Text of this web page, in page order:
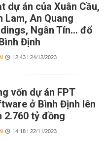
dự án của Xuân Cầu,
Lam, An Quang
Ngân Tín... đổ
Định
12:43 | 24/12/2023
vốn dự án FPT
ở Bình Định lên
2.760 tỷ đồng
14:18 | 22/11/2023